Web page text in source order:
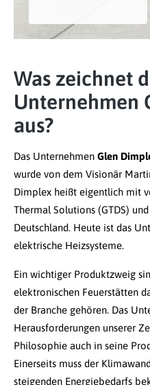
Was zeichnet
Unternehmen
aus?
Das Unternehmen Glen
wurde von dem Visionär
Dimplex heißt eigentlich mit
Thermal Solutions (GTDS)
Deutschland. Heute ist das
elektrische Heizsysteme.
Ein wichtiger Produktzweig
elektronischen Feuerstätten
der Branche gehören. Das
Herausforderungen unserer
Philosophie auch in seine
Einerseits muss der
steigenden Energiebedarfs